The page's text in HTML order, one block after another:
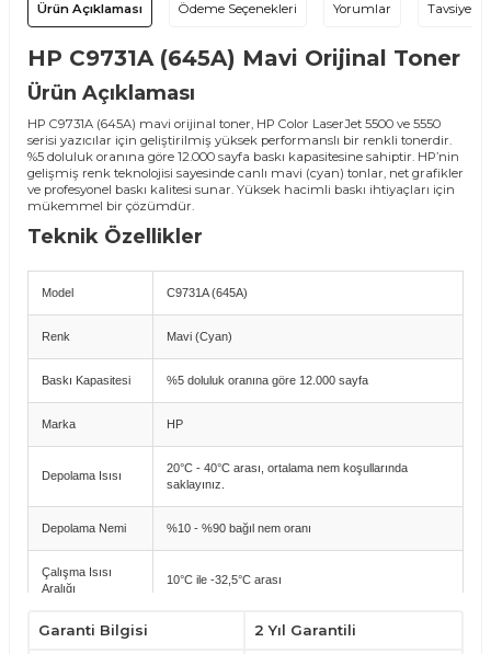
Ürün Açıklaması Ödeme Seçenekleri Yorumlar Tavsiye Et
HP C9731A (645A) Mavi Orijinal Toner
Ürün Açıklaması
HP C9731A (645A) mavi orijinal toner, HP Color LaserJet 5500 ve 5550
serisi yazıcılar için geliştirilmiş yüksek performanslı bir renkli tonerdir.
%5 doluluk oranına göre 12.000 sayfa baskı kapasitesine sahiptir. HP’nin
gelişmiş renk teknolojisi sayesinde canlı mavi (cyan) tonlar, net grafikler
ve profesyonel baskı kalitesi sunar. Yüksek hacimli baskı ihtiyaçları için
mükemmel bir çözümdür.
Teknik Özellikler
Model C9731A (645A)
Renk Mavi (Cyan)
Baskı Kapasitesi %5 doluluk oranına göre 12.000 sayfa
Marka HP
Depolama Isısı
20°C - 40°C arası, ortalama nem koşullarında
saklayınız.
Depolama Nemi %10 - %90 bağıl nem oranı
Çalışma Isısı
Aralığı
10°C ile -32,5°C arası
Garanti
Garanti Bilgisi 2 Yıl Garantili